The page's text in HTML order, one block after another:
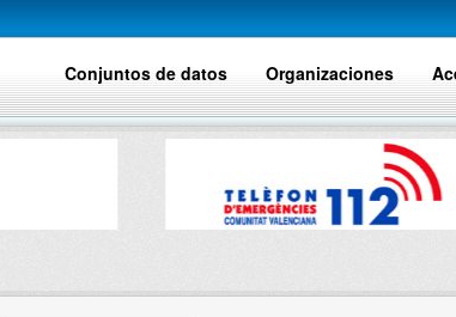
Conjuntos de datos Organizaciones